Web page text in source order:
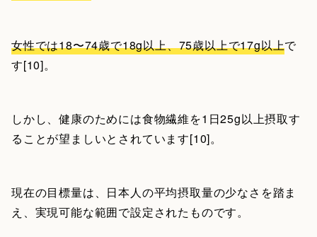
女性では18〜74歳で18g以上、75歳以上で17g以上で
す[10]。
しかし、健康のためには食物繊維を1日25g以上摂取す
ることが望ましいとされています[10]。
現在の目標量は、日本人の平均摂取量の少なさを踏ま
え、実現可能な範囲で設定されたものです。